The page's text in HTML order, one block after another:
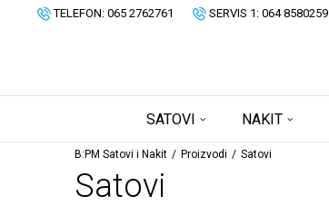
TELEFON: 065 2762761 SERVIS 1: 064 8580259
SATOVI NAKIT
B:PM Satovi i Nakit Proizvodi Satovi
Satovi